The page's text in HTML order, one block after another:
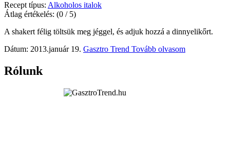
Recept típus: Alkoholos italok
Átlag értékelés: (0 / 5)
A shakert félig töltsük meg jéggel, és adjuk hozzá a dinnyelikőrt.
Dátum: 2013.január 19. Gasztro Trend Tovább olvasom
Rólunk